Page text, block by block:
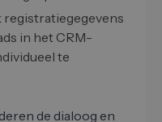
registratiegegevens
in het CRM-
te
de dialoog en